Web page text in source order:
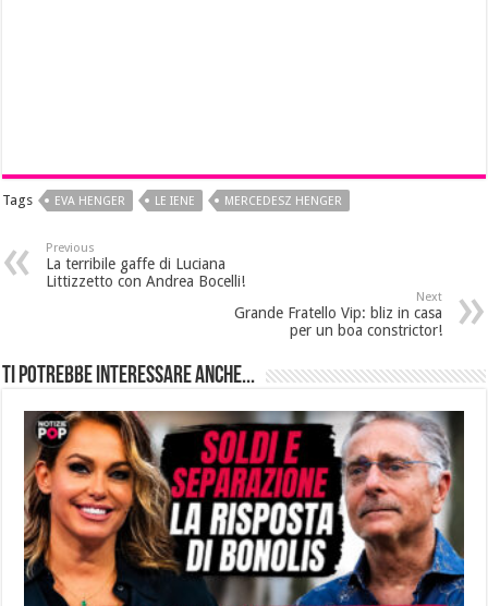
Tags EVA HENGER LE IENE MERCEDESZ HENGER
Previous
La terribile gaffe di Luciana
Littizzetto con Andrea Bocelli!
Next
Grande Fratello Vip: bliz in casa
per un boa constrictor!
Ti potrebbe interessare anche...